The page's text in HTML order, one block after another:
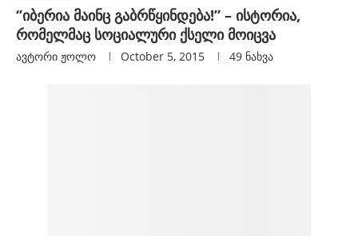
‘’იბერია მაინც გაბრწყინდება!” – ისტორია,
რომელმაც სოციალური ქსელი მოიცვა
ავტორი Ჟოლო October 5, 2015 49 ნახვა